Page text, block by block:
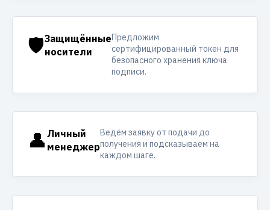
🛡️Защищённые
носители
Предложим
сертифицированный токен для
безопасного хранения ключа
подписи.
👤 Личный
менеджер
Ведём заявку от подачи до
получения и подсказываем на
каждом шаге.